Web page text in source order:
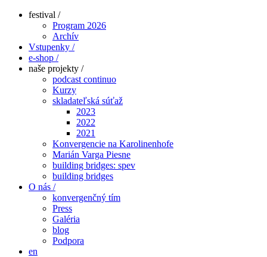
festival /
Program 2026
Archív
Vstupenky /
e-shop /
naše projekty /
podcast continuo
Kurzy
skladateľská súťaž
2023
2022
2021
Konvergencie na Karolinenhofe
Marián Varga Piesne
building bridges: spev
building bridges
O nás /
konvergenčný tím
Press
Galéria
blog
Podpora
en